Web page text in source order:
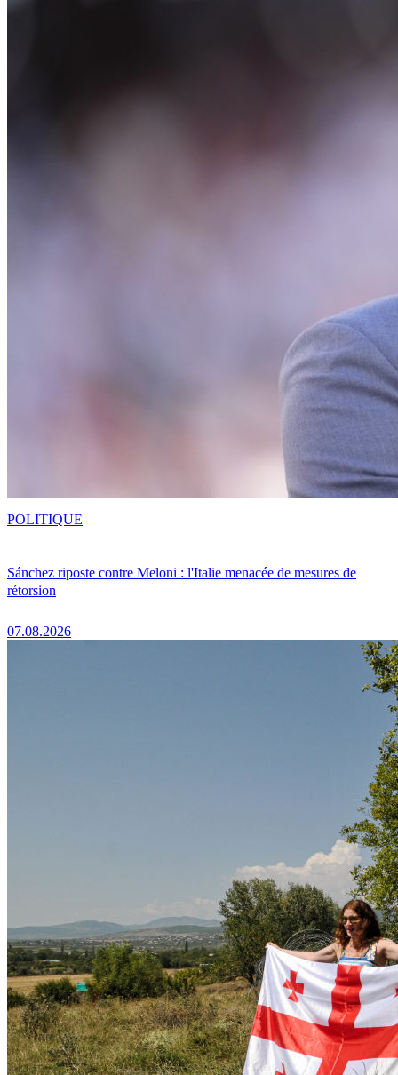
Sánchez riposte contre Meloni : l'Italie menacée de mesures de
rétorsion
07.08.2026
POLITIQUE